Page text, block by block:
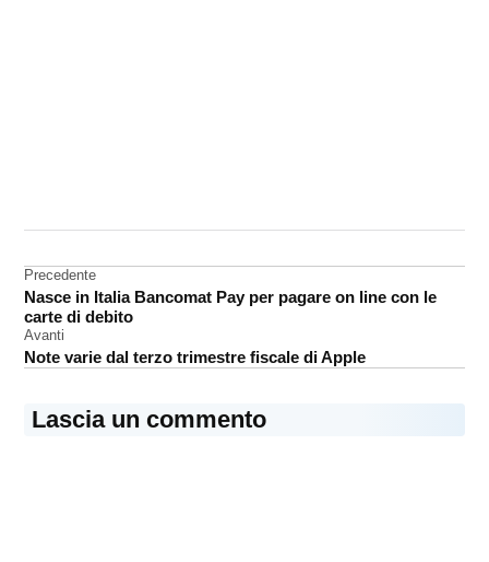
mockup
Navigazione
articoli
Precedente
Nasce in Italia Bancomat Pay per pagare on line con le
carte di debito
Avanti
Note varie dal terzo trimestre fiscale di Apple
Lascia un commento